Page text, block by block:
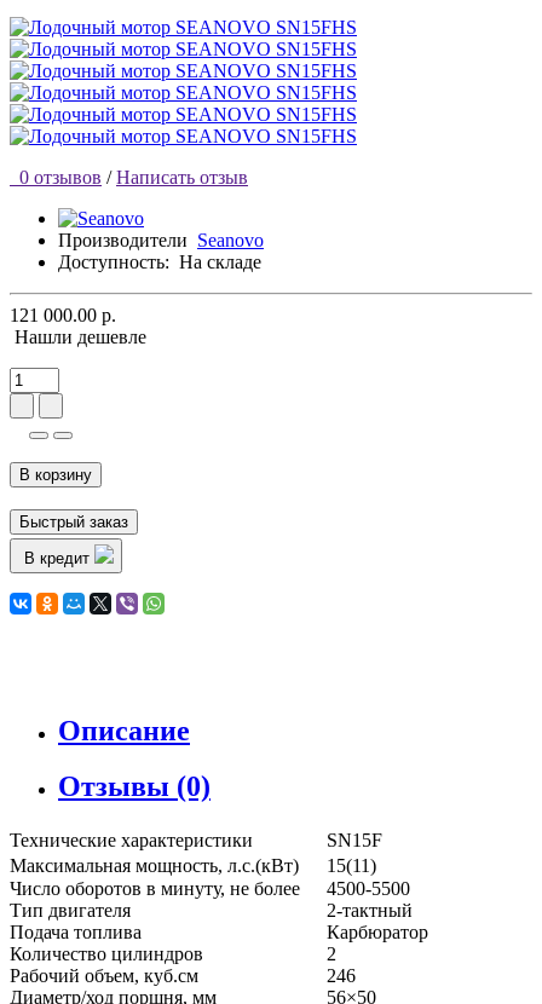
0 отзывов / Написать отзыв
Производители Seanovo
Доступность: На складе
121 000.00 р.
Нашли дешевле
В корзину
Быстрый заказ
В кредит
Описание
Отзывы (0)
Технические характеристики
SN15F
Максимальная мощность, л.с.(кВт)
15(11)
Число оборотов в минуту, не более
4500-5500
Тип двигателя
2-тактный
Подача топлива
Карбюратор
Количество цилиндров
2
Рабочий объем, куб.см
246
Диаметр/ход поршня, мм
56×50